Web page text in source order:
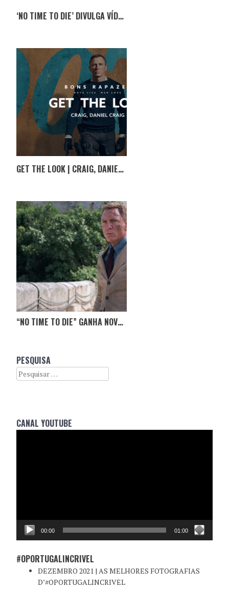
‘NO TIME TO DIE’ DIVULGA VÍDEO DOS BASTIDORES COM COMENTÁRIOS DO REALIZADOR
GET THE LOOK | CRAIG, DANIEL CRAIG
“NO TIME TO DIE” GANHA NOVO TRAILER
PESQUISA
Search
CANAL YOUTUBE
00:00 01:00
#OPORTUGALINCRIVEL
DEZEMBRO 2021 | AS MELHORES FOTOGRAFIAS
D’#OPORTUGALINCRIVEL